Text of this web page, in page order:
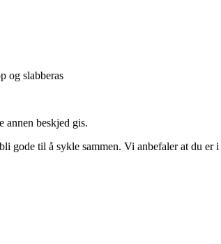
og slabberas
annen beskjed gis.
gode til å sykle sammen. Vi anbefaler at du er